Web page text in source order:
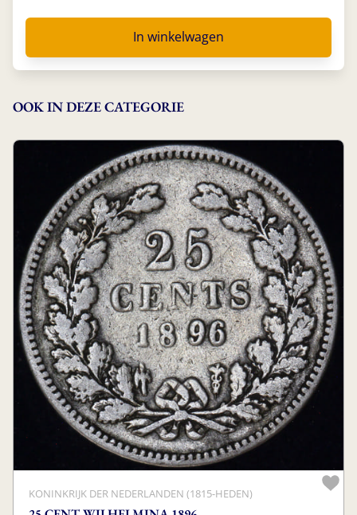
In winkelwagen
OOK IN DEZE CATEGORIE
KONINKRIJK DER NEDERLANDEN (1815-HEDEN)